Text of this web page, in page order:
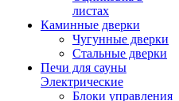
листах
Каминные дверки
Чугунные дверки
Стальные дверки
Печи для сауны
Электрические
Блоки управления